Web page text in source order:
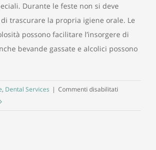
Durante le feste non si deve
trascurare la propria igiene orale. Le
possono facilitare l’insorgere di
bevande gassate e alcolici possono
, Dental Services | Commenti disabilitati